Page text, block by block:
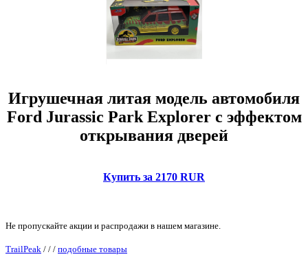
Игрушечная литая модель автомобиля
Ford Jurassic Park Explorer с эффектом
открывания дверей
Купить за 2170 RUR
Не пропускайте акции и распродажи в нашем магазине.
TrailPeak / / / подобные товары